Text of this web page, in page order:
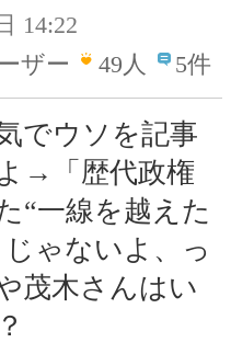
14:22
ザー
49人 5件
でウソを記事
→「歴代政権
“一線を越えた
じゃないよ、っ
茂木さんはい